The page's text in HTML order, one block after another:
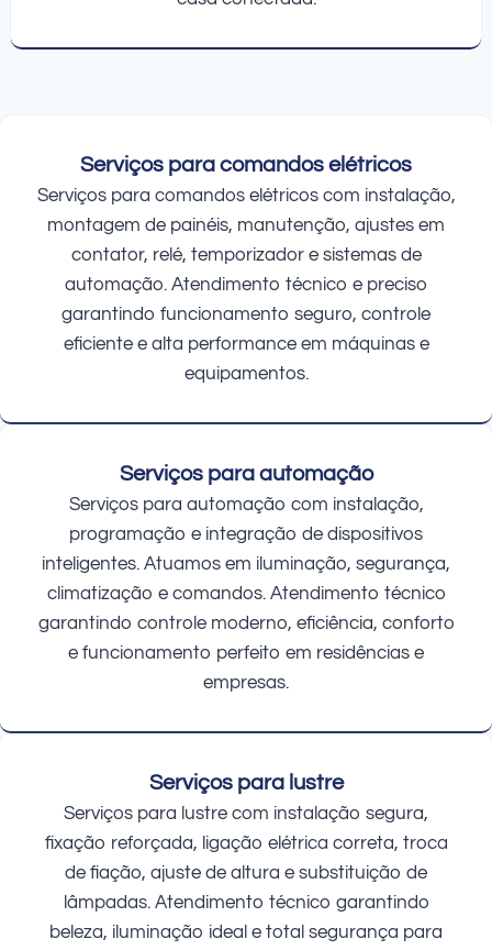
Serviços para comandos elétricos
Serviços para comandos elétricos com instalação,
montagem de painéis, manutenção, ajustes em
contator, relé, temporizador e sistemas de
automação. Atendimento técnico e preciso
garantindo funcionamento seguro, controle
eficiente e alta performance em máquinas e
equipamentos.
Serviços para automação
Serviços para automação com instalação,
programação e integração de dispositivos
inteligentes. Atuamos em iluminação, segurança,
climatização e comandos. Atendimento técnico
garantindo controle moderno, eficiência, conforto
e funcionamento perfeito em residências e
empresas.
Serviços para lustre
Serviços para lustre com instalação segura,
fixação reforçada, ligação elétrica correta, troca
de fiação, ajuste de altura e substituição de
lâmpadas. Atendimento técnico garantindo
beleza, iluminação ideal e total segurança para